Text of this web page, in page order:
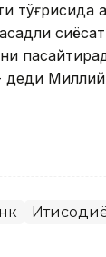
тўғрисида